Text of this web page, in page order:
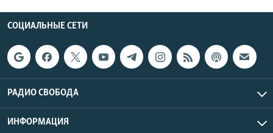
СОЦИАЛЬНЫЕ СЕТИ
РАДИО СВОБОДА
ИНФОРМАЦИЯ